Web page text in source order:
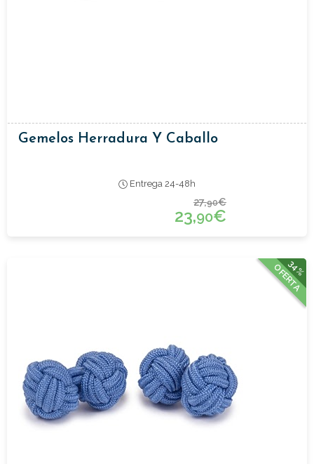
Gemelos Herradura Y Caballo
Entrega 24-48h
27,90€
23,90€
34%
OFERTA